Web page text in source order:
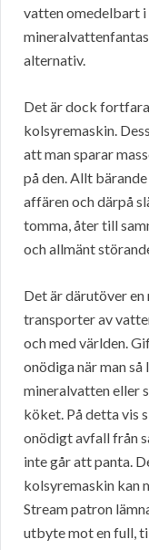
vatten omedelbart i
alternativ.
Det är dock
kolsyremaskin.
att man sparar
på den. Allt
affären och därpå
tomma, åter till
och allmänt
Det är därutöver
transporter av
och med världen.
onödiga när man
mineralvatten eller
köket. På detta vis
onödigt avfall från
inte går att panta.
kolsyremaskin kan
Stream patron
utbyte mot en full,